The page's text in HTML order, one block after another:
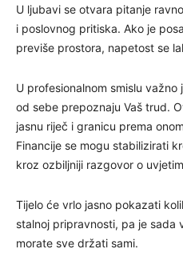
U ljubavi se otvara pitanje
i poslovnog pritiska. Ako je
previše prostora, napetost se
U profesionalnom smislu
od sebe prepoznaju Vaš trud.
jasnu riječ i granicu prema
Financije se mogu stabilizirati
kroz ozbiljniji razgovor o
Tijelo će vrlo jasno pokazati
stalnoj pripravnosti, pa je sada
morate sve držati sami.